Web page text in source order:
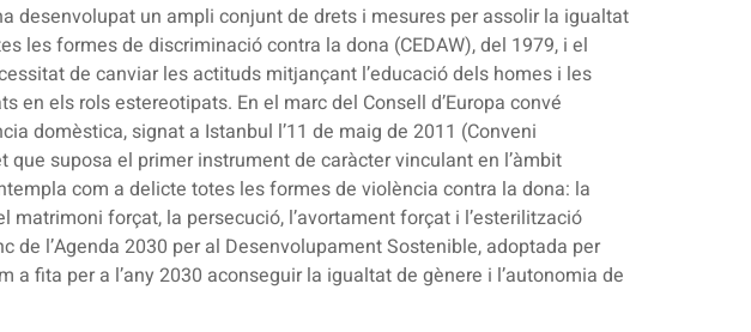
desenvolupat un ampli conjunt de drets i mesures per assolir la igualtat
les formes de discriminació contra la dona (CEDAW), del 1979, i el
de canviar les actituds mitjançant l’educació dels homes i les
els rols estereotipats. En el marc del Consell d’Europa convé
domèstica, signat a Istanbul l’11 de maig de 2011 (Conveni
que suposa el primer instrument de caràcter vinculant en l’àmbit
com a delicte totes les formes de violència contra la dona: la
forçat, la persecució, l’avortament forçat i l’esterilització
de l’Agenda 2030 per al Desenvolupament Sostenible, adoptada per
fita per a l’any 2030 aconseguir la igualtat de gènere i l’autonomia de